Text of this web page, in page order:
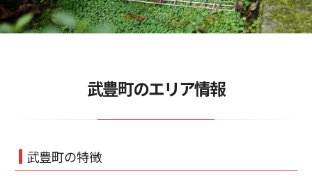
武豊町のエリア情報
武豊町の特徴